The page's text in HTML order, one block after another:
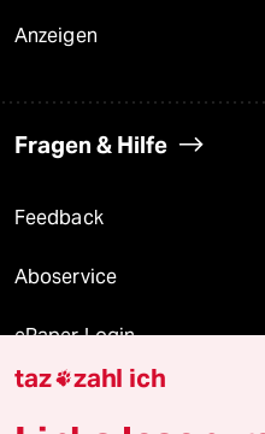
Anzeigen
Fragen & Hilfe
Feedback
Aboservice
ePaper Login
Downloads für Abonnierende
taz zahl ich